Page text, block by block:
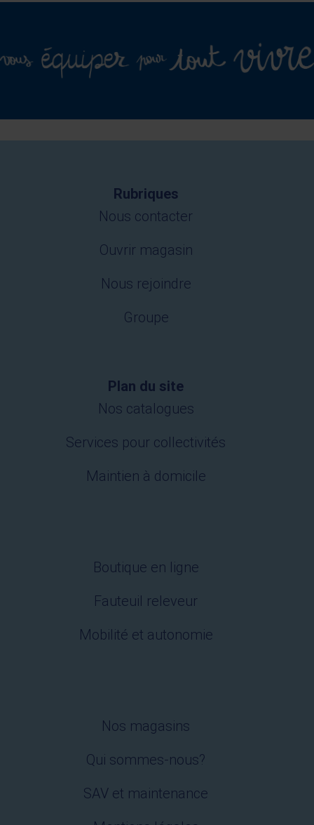
Rubriques
Nous contacter
Ouvrir magasin
Nous rejoindre
Groupe
Plan du site
Nos catalogues
Services pour collectivités
Maintien à domicile
Boutique en ligne
Fauteuil releveur
Mobilité et autonomie
Nos magasins
Qui sommes-nous?
SAV et maintenance